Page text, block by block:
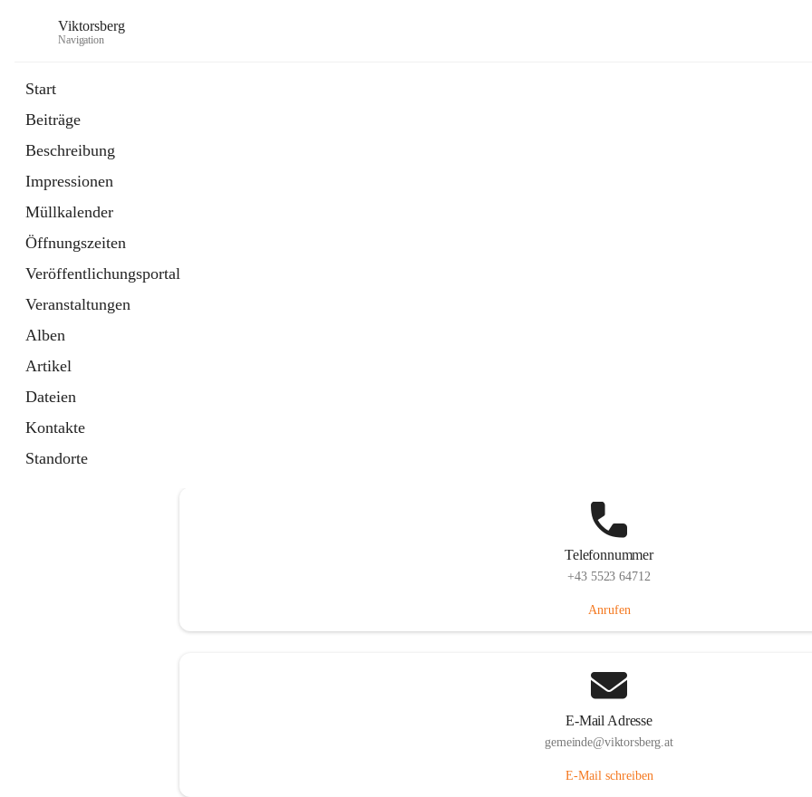
Viktorsberg
Navigation
Start
Beiträge
Beschreibung
Impressionen
Müllkalender
Öffnungszeiten
Veröffentlichungsportal
Veranstaltungen
Alben
Artikel
Dateien
Kontakte
Standorte
Telefonnummer
+43 5523 64712
Anrufen
E-Mail Adresse
gemeinde@viktorsberg.at
E-Mail schreiben